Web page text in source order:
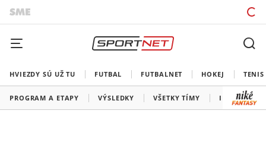
HVIEZDY SÚ UŽ TU FUTBAL FUTBALNET HOKEJ TENIS
PROGRAM A ETAPY VÝSLEDKY VŠETKY TÍMY INFORMÁCIE